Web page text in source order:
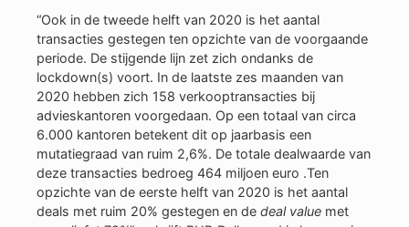
“Ook in de tweede helft van 2020 is het aantal
transacties gestegen ten opzichte van de voorgaande
periode. De stijgende lijn zet zich ondanks de
lockdown(s) voort. In de laatste zes maanden van
2020 hebben zich 158 verkooptransacties bij
advieskantoren voorgedaan. Op een totaal van circa
6.000 kantoren betekent dit op jaarbasis een
mutatiegraad van ruim 2,6%. De totale dealwaarde van
deze transacties bedroeg 464 miljoen euro .Ten
opzichte van de eerste helft van 2020 is het aantal
deals met ruim 20% gestegen en de deal value met